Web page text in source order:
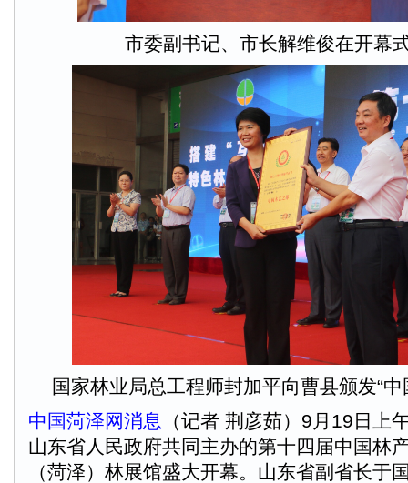
市委副书记、市长解维俊在开幕
国家林业局总工程师封加平向曹县颁发“
中国菏泽网消息 （记者 荆彦茹）9月19日上
山东省人民政府共同主办的第十四届中国林
（菏泽）林展馆盛大开幕。山东省副省长于